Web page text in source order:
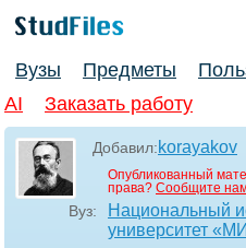
Вузы Предметы
AI
Заказать работу
Добавил:korayakov
Опубликованный
права? Сообщите
Вуз:
Национальный
университет